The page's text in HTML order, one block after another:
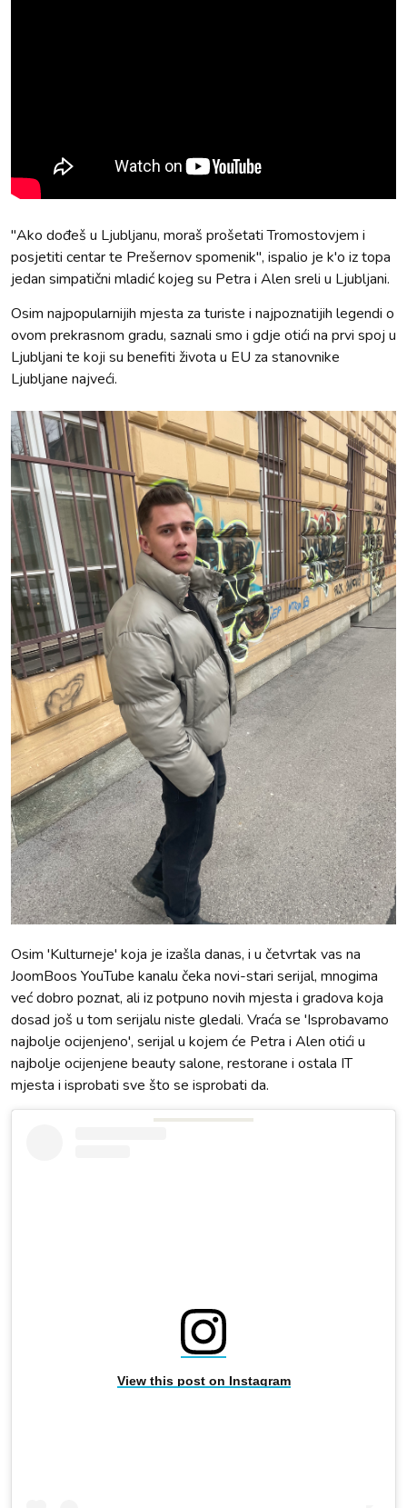
"Ako dođeš u Ljubljanu, moraš prošetati Tromostovjem i
posjetiti centar te Prešernov spomenik", ispalio je k'o iz topa
jedan simpatični mladić kojeg su Petra i Alen sreli u Ljubljani.
Osim najpopularnijih mjesta za turiste i najpoznatijih legendi o
ovom prekrasnom gradu, saznali smo i gdje otići na prvi spoj u
Ljubljani te koji su benefiti života u EU za stanovnike
Ljubljane najveći.
Osim 'Kulturneje' koja je izašla danas, i u četvrtak vas na
JoomBoos YouTube kanalu čeka novi-stari serijal, mnogima
već dobro poznat, ali iz potpuno novih mjesta i gradova koja
dosad još u tom serijalu niste gledali. Vraća se 'Isprobavamo
najbolje ocijenjeno', serijal u kojem će Petra i Alen otići u
najbolje ocijenjene beauty salone, restorane i ostala IT
mjesta i isprobati sve što se isprobati da.
View this post on Instagram